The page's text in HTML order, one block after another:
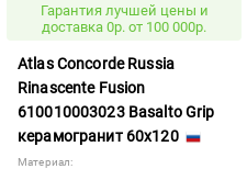
Гарантия лучшей цены и
доставка 0р. от 100 000р.
Atlas Concorde Russia
Rinascente Fusion
610010003023 Basalto Grip
керамогранит 60x120
Материал: